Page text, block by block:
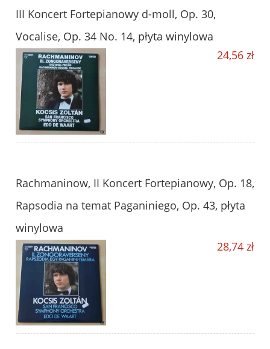
III Koncert Fortepianowy d-moll, Op. 30,
Vocalise, Op. 34 No. 14, płyta winylowa
24,56 zł
Rachmaninow, II Koncert Fortepianowy, Op. 18,
Rapsodia na temat Paganiniego, Op. 43, płyta
winylowa
28,74 zł